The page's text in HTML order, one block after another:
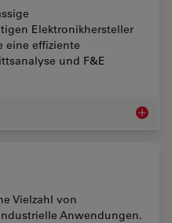
Elektronikhersteller
eine effiziente
und F&E
Vielzahl von
Anwendungen.